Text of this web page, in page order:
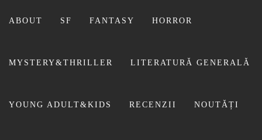
ABOUT SF FANTASY HORROR
MYSTERY&THRILLER LITERATURĂ GENERALĂ
YOUNG ADULT&KIDS RECENZII NOUTĂȚI